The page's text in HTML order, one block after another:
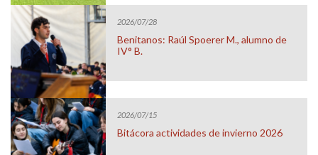
2026/07/28
Benitanos: Raúl Spoerer M., alumno de
IV° B.
2026/07/15
Bitácora actividades de invierno 2026